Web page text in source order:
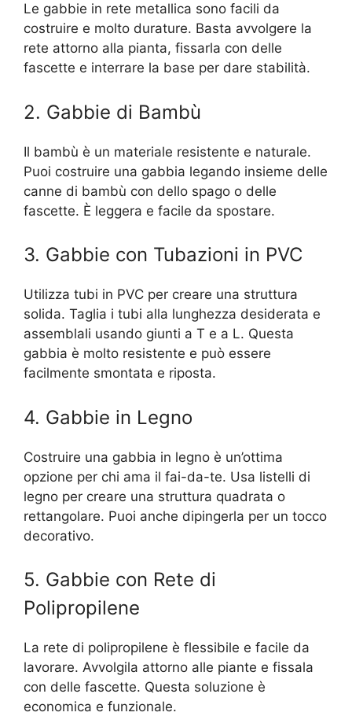
Le gabbie in rete metallica sono facili da
costruire e molto durature. Basta avvolgere la
rete attorno alla pianta, fissarla con delle
fascette e interrare la base per dare stabilità.
2. Gabbie di Bambù
Il bambù è un materiale resistente e naturale.
Puoi costruire una gabbia legando insieme delle
canne di bambù con dello spago o delle
fascette. È leggera e facile da spostare.
3. Gabbie con Tubazioni in PVC
Utilizza tubi in PVC per creare una struttura
solida. Taglia i tubi alla lunghezza desiderata e
assemblali usando giunti a T e a L. Questa
gabbia è molto resistente e può essere
facilmente smontata e riposta.
4. Gabbie in Legno
Costruire una gabbia in legno è un’ottima
opzione per chi ama il fai-da-te. Usa listelli di
legno per creare una struttura quadrata o
rettangolare. Puoi anche dipingerla per un tocco
decorativo.
5. Gabbie con Rete di
Polipropilene
La rete di polipropilene è flessibile e facile da
lavorare. Avvolgila attorno alle piante e fissala
con delle fascette. Questa soluzione è
economica e funzionale.